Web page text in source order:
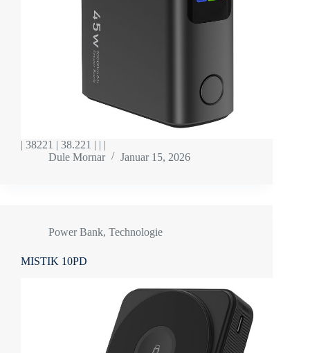
| 38221 | 38.221 | | |
Dule Mornar
Januar 15, 2026
Power Bank, Technologie
MISTIK 10PD